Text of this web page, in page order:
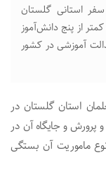
استانی گلستان
وجود ۲۵ هزار مدرسه کمتر از پنج دانش‌آموز
آموزشی در کشور
استان گلستان در
پرورش و جایگاه آن در
ماموریت آن بستگی